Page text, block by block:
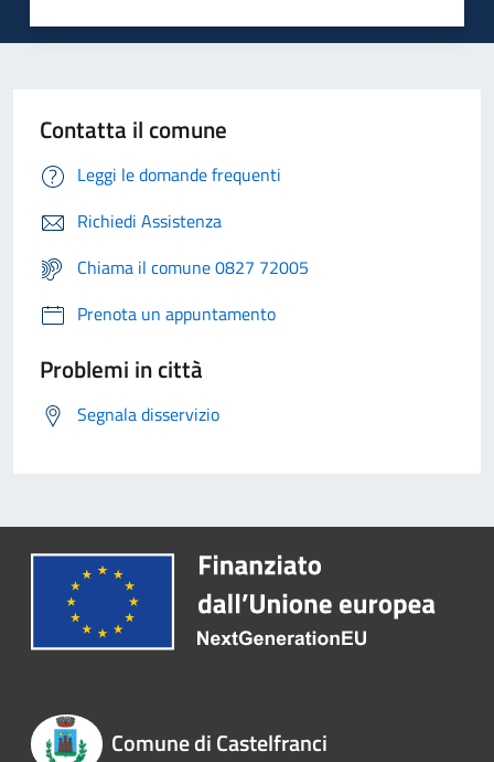
Contatta il comune
Leggi le domande frequenti
Richiedi Assistenza
Chiama il comune 0827 72005
Prenota un appuntamento
Problemi in città
Segnala disservizio
Comune di Castelfranci